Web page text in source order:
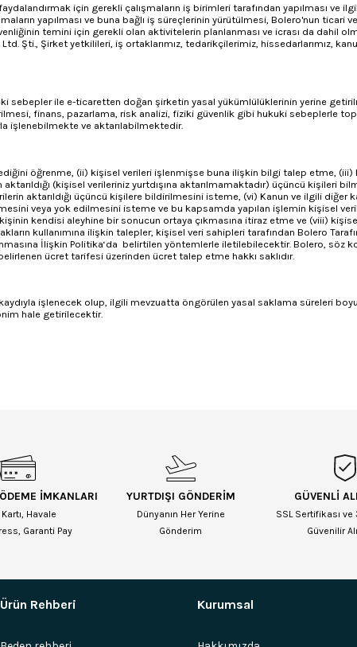
için gerekli çalışmaların iş birimleri tarafından yapılması ve
yapılması ve buna bağlı iş süreçlerinin yürütülmesi, Bolero'nun ticari
temini için gerekli olan aktivitelerin planlanması ve icrası da dahil
Şti., Şirket yetkilileri, iş ortaklarımız, tedarikçilerimiz, hissedarlarımız,
sebepler ile e-ticaretten doğan şirketin yasal yükümlülüklerinin yerine
finans, pazarlama, risk analizi, fiziki güvenlik gibi hukuki sebeplerle
işlenebilmekte ve aktarılabilmektedir.
öğrenme, (ii) kişisel verileri işlenmişse buna ilişkin bilgi talep etme, (iii)
(kişisel verileriniz yurtdışına aktarılmamaktadır) üçüncü kişileri
aktarıldığı üçüncü kişilere bildirilmesini isteme, (vi) Kanun ve ilgili diğer
veya yok edilmesini isteme ve bu kapsamda yapılan işlemin kişisel
kendisi aleyhine bir sonucun ortaya çıkmasına itiraz etme ve (viii)
kullanımına ilişkin talepler, kişisel veri sahipleri tarafından Bolero
İlişkin Politika‘da belirtilen yöntemlerle iletilebilecektir. Bolero, söz
ücret tarifesi üzerinden ücret talep etme hakkı saklıdır.
işlenecek olup, ilgili mevzuatta öngörülen yasal saklama süreleri
hale getirilecektir.
İMKANLARI
Havale
Garanti Pay
YURTDIŞI GÖNDERİM
Dünyanın Her Yerine
Gönderim
GÜVENLİ
SSL Sertifikası ve
Güvenilir
Ürün Rehberi Kurumsal